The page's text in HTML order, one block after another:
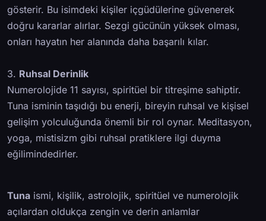
gösterir. Bu isimdeki kişiler içgüdülerine güvenerek
doğru kararlar alırlar. Sezgi gücünün yüksek olması,
onları hayatın her alanında daha başarılı kılar.
3. Ruhsal Derinlik
Numerolojide 11 sayısı, spiritüel bir titreşime sahiptir.
Tuna isminin taşıdığı bu enerji, bireyin ruhsal ve kişisel
gelişim yolculuğunda önemli bir rol oynar. Meditasyon,
yoga, mistisizm gibi ruhsal pratiklere ilgi duyma
eğilimindedirler.
Tuna ismi, kişilik, astrolojik, spiritüel ve numerolojik
açılardan oldukça zengin ve derin anlamlar